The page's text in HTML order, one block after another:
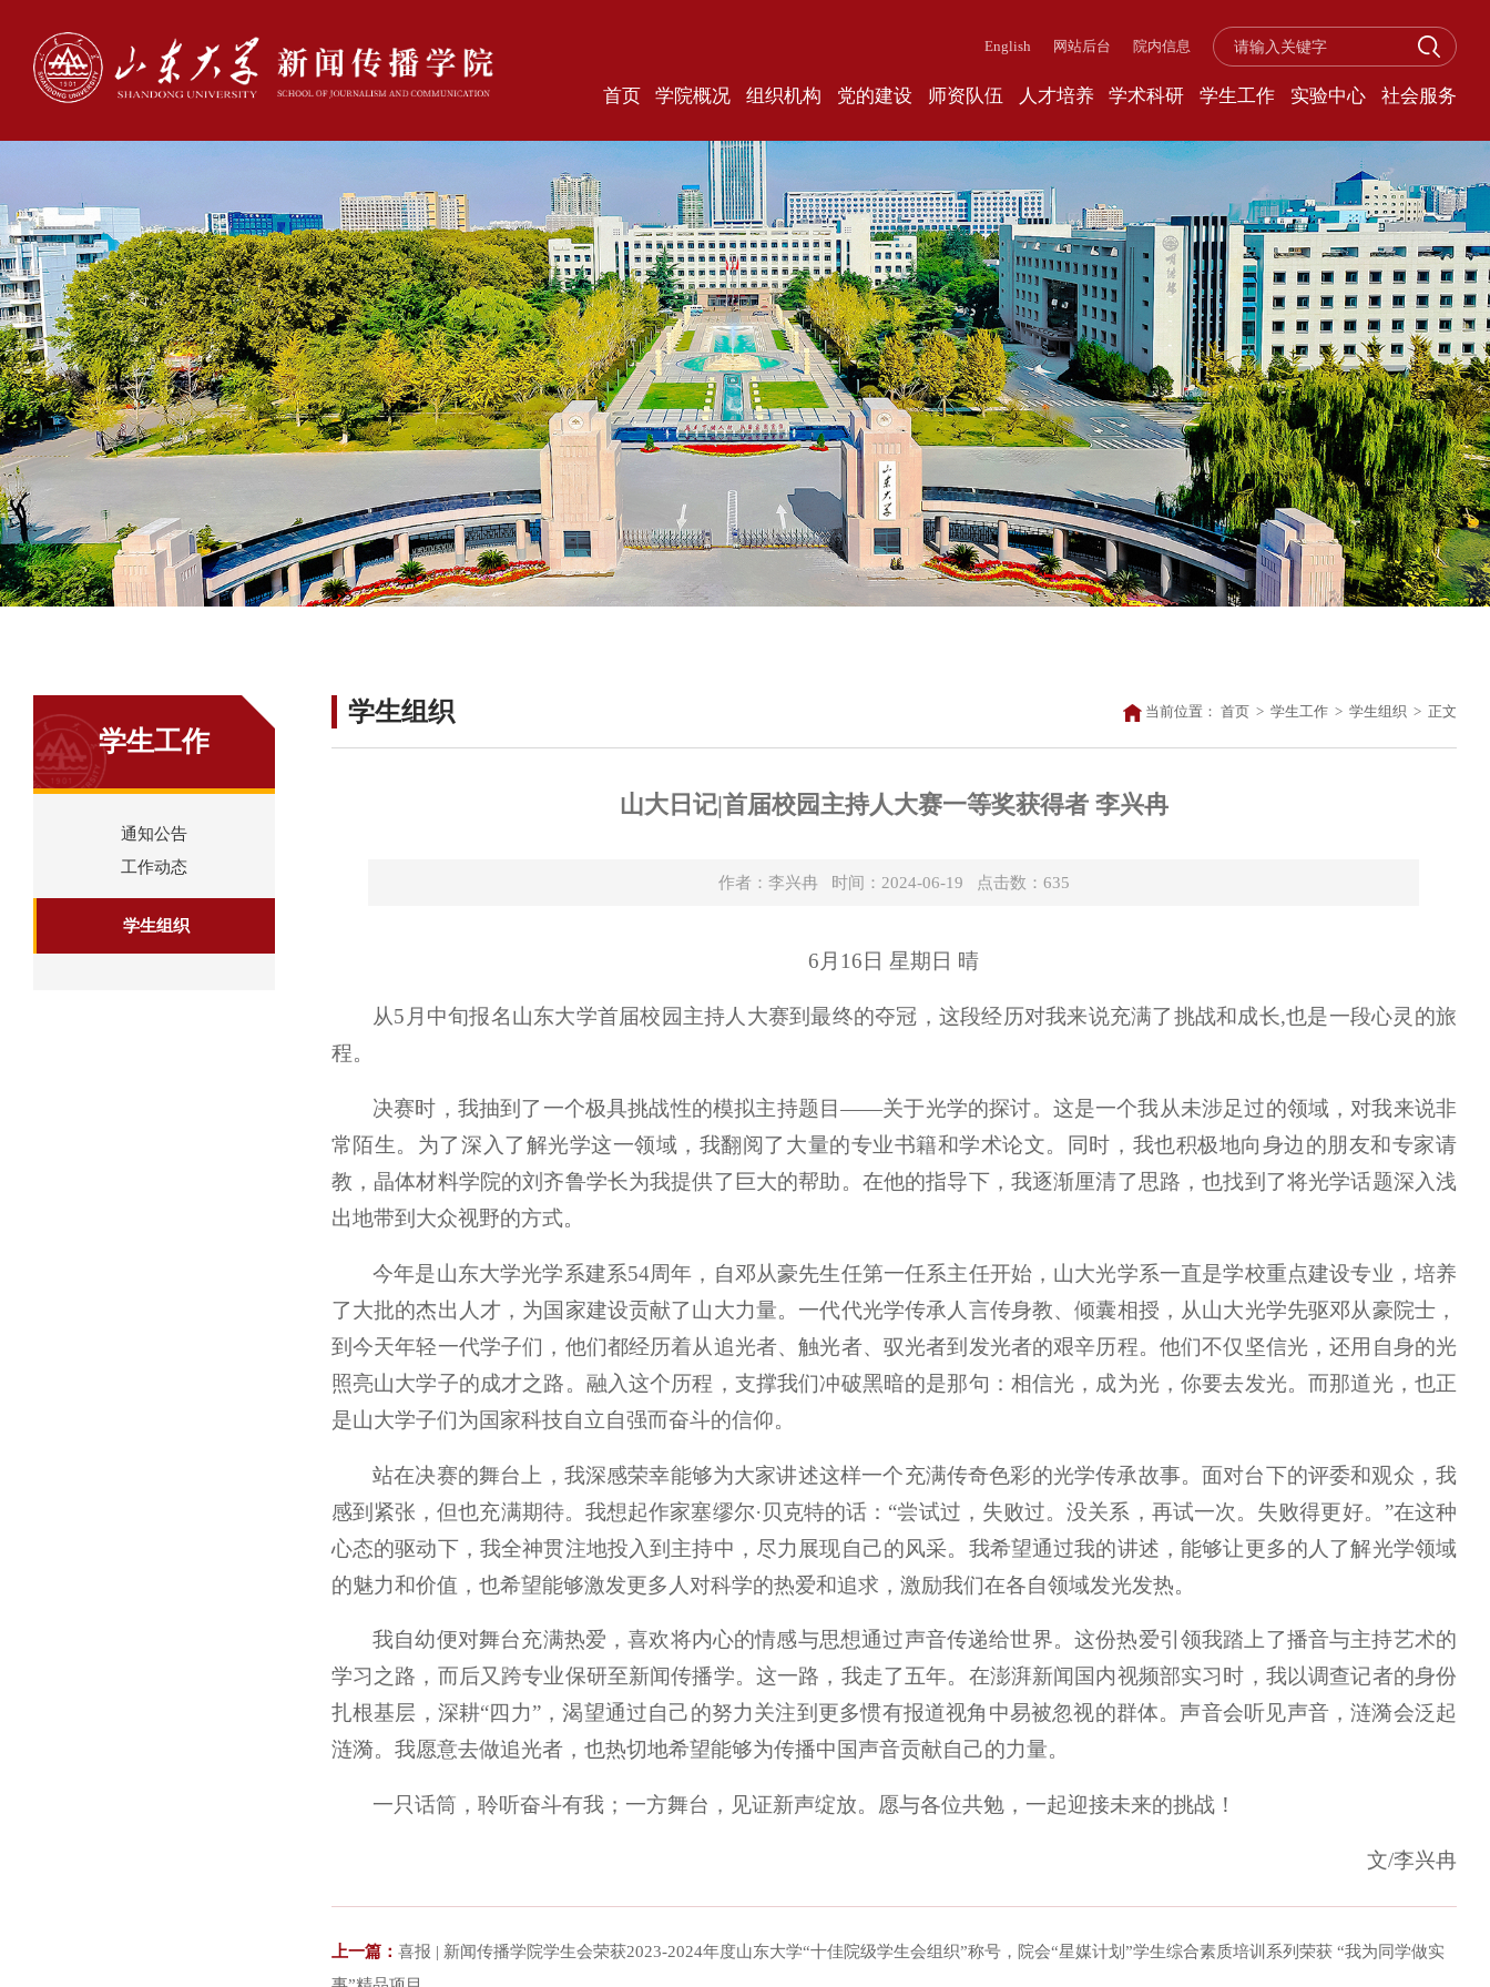
English 网站后台 院内信息
首页 学院概况 组织机构 党的建设 师资队伍 人才培养 学术科研 学生工作 实验中心 社会服务
学生工作
通知公告
工作动态
学生组织
学生组织 当前位置： 首页 > 学生工作 > 学生组织 > 正文
山大日记|首届校园主持人大赛一等奖获得者 李兴冉
作者：李兴冉 时间：2024-06-19 点击数： 635
6月16日 星期日 晴
从5月中旬报名山东大学首届校园主持人大赛到最终的夺冠，这段经历对我来说充满了挑战和成长,也是一段心灵的旅
程。
决赛时，我抽到了一个极具挑战性的模拟主持题目——关于光学的探讨。这是一个我从未涉足过的领域，对我来说非
常陌生。为了深入了解光学这一领域，我翻阅了大量的专业书籍和学术论文。同时，我也积极地向身边的朋友和专家请
教，晶体材料学院的刘齐鲁学长为我提供了巨大的帮助。在他的指导下，我逐渐厘清了思路，也找到了将光学话题深入浅
出地带到大众视野的方式。
今年是山东大学光学系建系54周年，自邓从豪先生任第一任系主任开始，山大光学系一直是学校重点建设专业，培养
了大批的杰出人才，为国家建设贡献了山大力量。一代代光学传承人言传身教、倾囊相授，从山大光学先驱邓从豪院士，
到今天年轻一代学子们，他们都经历着从追光者、触光者、驭光者到发光者的艰辛历程。他们不仅坚信光，还用自身的光
照亮山大学子的成才之路。融入这个历程，支撑我们冲破黑暗的是那句：相信光，成为光，你要去发光。而那道光，也正
是山大学子们为国家科技自立自强而奋斗的信仰。
站在决赛的舞台上，我深感荣幸能够为大家讲述这样一个充满传奇色彩的光学传承故事。面对台下的评委和观众，我
感到紧张，但也充满期待。我想起作家塞缪尔·贝克特的话：“尝试过，失败过。没关系，再试一次。失败得更好。”在这种
心态的驱动下，我全神贯注地投入到主持中，尽力展现自己的风采。我希望通过我的讲述，能够让更多的人了解光学领域
的魅力和价值，也希望能够激发更多人对科学的热爱和追求，激励我们在各自领域发光发热。
我自幼便对舞台充满热爱，喜欢将内心的情感与思想通过声音传递给世界。这份热爱引领我踏上了播音与主持艺术的
学习之路，而后又跨专业保研至新闻传播学。这一路，我走了五年。在澎湃新闻国内视频部实习时，我以调查记者的身份
扎根基层，深耕“四力”，渴望通过自己的努力关注到更多惯有报道视角中易被忽视的群体。声音会听见声音，涟漪会泛起
涟漪。我愿意去做追光者，也热切地希望能够为传播中国声音贡献自己的力量。
一只话筒，聆听奋斗有我；一方舞台，见证新声绽放。愿与各位共勉，一起迎接未来的挑战！
文/李兴冉
上一篇： 喜报 | 新闻传播学院学生会荣获2023-2024年度山东大学“十佳院级学生会组织”称号，院会“星媒计划”学生综合素质培训系列荣获 “我为同学做实